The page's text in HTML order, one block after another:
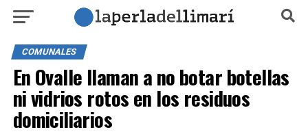
COMUNALES
En Ovalle llaman a no botar botellas
ni vidrios rotos en los residuos
domiciliarios